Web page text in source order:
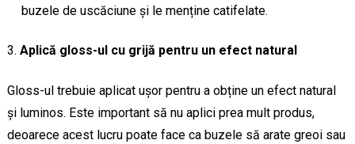
buzele de uscăciune și le menține catifelate.
Aplică gloss-ul cu grijă pentru un efect natural
Gloss-ul trebuie aplicat ușor pentru a obține un efect natural
și luminos. Este important să nu aplici prea mult produs,
deoarece acest lucru poate face ca buzele să arate greoi sau